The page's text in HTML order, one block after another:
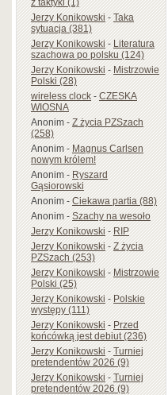
z taktyki (1)
Jerzy Konikowski-Taka
sytuacja (381)
Jerzy Konikowski-Literatura
szachowa po polsku (124)
Jerzy Konikowski-Mistrzowie
Polski (28)
wireless clock-CZESKA
WIOSNA
Anonim-Z życia PZSzach
(258)
Anonim-Magnus Carlsen
nowym królem!
Anonim-Ryszard
Gąsiorowski
Anonim-Ciekawa partia (88)
Anonim-Szachy na wesoło
Jerzy Konikowski-RIP
Jerzy Konikowski-Z życia
PZSzach (253)
Jerzy Konikowski-Mistrzowie
Polski (25)
Jerzy Konikowski-Polskie
występy (111)
Jerzy Konikowski-Przed
końcówką jest debiut (236)
Jerzy Konikowski-Turniej
pretendentów 2026 (9)
Jerzy Konikowski-Turniej
pretendentów 2026 (9)